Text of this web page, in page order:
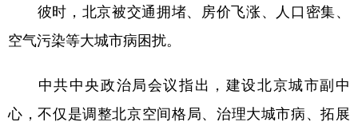
彼时，北京被交通拥堵、房价飞涨、人口密集、
空气污染等大城市病困扰。
中共中央政治局会议指出，建设北京城市副中
心，不仅是调整北京空间格局、治理大城市病、拓展